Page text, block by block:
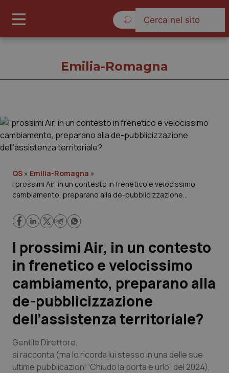
Cronache
Governo e Parlamento
Regioni e Asl
Lavoro e Professioni
Scienza e Farmaci
Studi e Analisi
Lettere al direttore
QS Pro
Emilia-Romagna
QS » Emilia-Romagna »
I prossimi Air, in un contesto in frenetico e velocissimo
cambiamento, preparano alla de-pubblicizzazione
I prossimi Air, in un contesto
in frenetico e velocissimo
cambiamento, preparano alla
de-pubblicizzazione
dell’assistenza territoriale?
Gentile Direttore,
si racconta (ma lo ricorda lui stesso in una delle sue
ultime pubblicazioni “Chiudo la porta e urlo” del 2024),